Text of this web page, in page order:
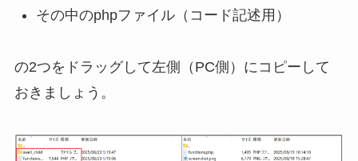
その中のphpファイル（コード記述用）
の2つをドラッグして左側（PC側）にコピーして
おきましょう。